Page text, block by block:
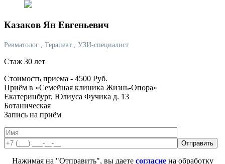
Казаков Ян Евгеньевич
Ревматолог , Терапевт , УЗИ-специалист
Стаж 30 лет
Стоимость приема - 4500 Руб.
Приём в «Семейная клиника Жизнь-Опора»
Екатеринбург, Юлиуса Фучика д. 13
Ботаническая
Запись на приём
Нажимая на "Отправить", вы даете согласиена обработку